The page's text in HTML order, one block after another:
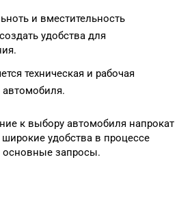
и вместительность
удобства для
техническая и рабочая
автомобиля.
к выбору автомобиля напрокат
удобства в процессе
основные запросы.